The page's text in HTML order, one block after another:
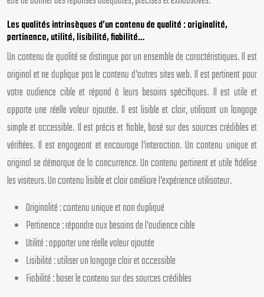
Les qualités intrinsèques d’un contenu de qualité : originalité,
pertinence, utilité, lisibilité, fiabilité…
Un contenu de qualité se distingue par un ensemble de caractéristiques. Il est
original et ne duplique pas le contenu d’autres sites web. Il est pertinent pour
votre audience cible et répond à leurs besoins spécifiques. Il est utile et
apporte une réelle valeur ajoutée. Il est lisible et clair, utilisant un langage
simple et accessible. Il est précis et fiable, basé sur des sources crédibles et
vérifiées. Il est engageant et encourage l’interaction. Un contenu unique et
original se démarque de la concurrence. Un contenu pertinent et utile fidélise
les visiteurs. Un contenu lisible et clair améliore l’expérience utilisateur.
Originalité : contenu unique et non dupliqué
Pertinence : répondre aux besoins de l’audience cible
Utilité : apporter une réelle valeur ajoutée
Lisibilité : utiliser un langage clair et accessible
Fiabilité : baser le contenu sur des sources crédibles